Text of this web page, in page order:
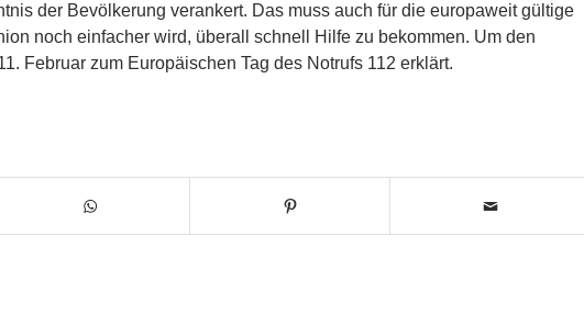
der Bevölkerung verankert. Das muss auch für die europaweit gültige
noch einfacher wird, überall schnell Hilfe zu bekommen. Um den
Februar zum Europäischen Tag des Notrufs 112 erklärt.